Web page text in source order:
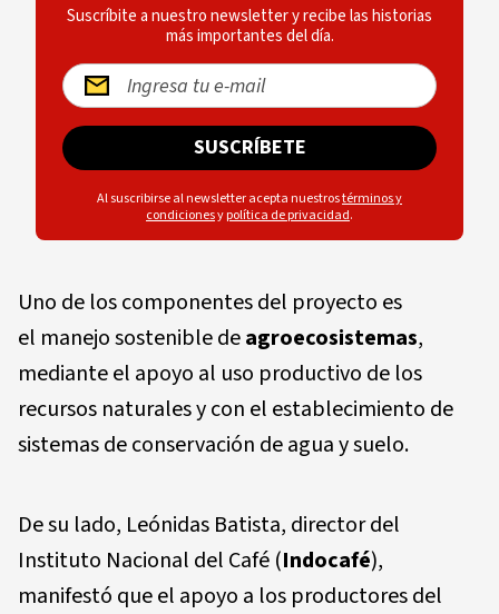
Suscríbite a nuestro newsletter y recibe las historias
más importantes del día.
SUSCRÍBETE
Al suscribirse al newsletter acepta nuestrostérminos y
condicionesypolítica de privacidad.
Uno de los componentes del proyecto es
el manejo sostenible deagroecosistemas,
mediante el apoyo al uso productivo de los
recursos naturales y con el establecimiento de
sistemas de conservación de agua y suelo.
De su lado, Leónidas Batista, director del
Instituto Nacional del Café (Indocafé),
manifestó que el apoyo a los productores del